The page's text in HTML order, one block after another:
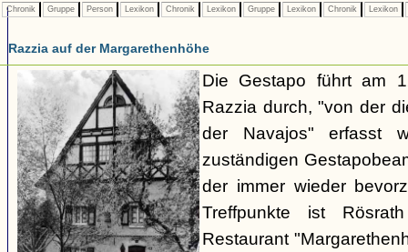
Chronik Gruppe Person Lexikon Chronik Lexikon Gruppe Lexikon Chronik Lexikon
Razzia auf der Margarethenhöhe
Die Gestapo führt am
Razzia durch, "von der
der Navajos" erfasst
zuständigen
der immer wieder
Treffpunkte ist
Restaurant